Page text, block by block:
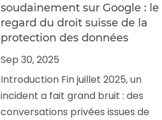
soudainement sur Google : le
regard du droit suisse de la
protection des données
Sep 30, 2025
Introduction Fin juillet 2025, un
incident a fait grand bruit : des
conversations privées issues de